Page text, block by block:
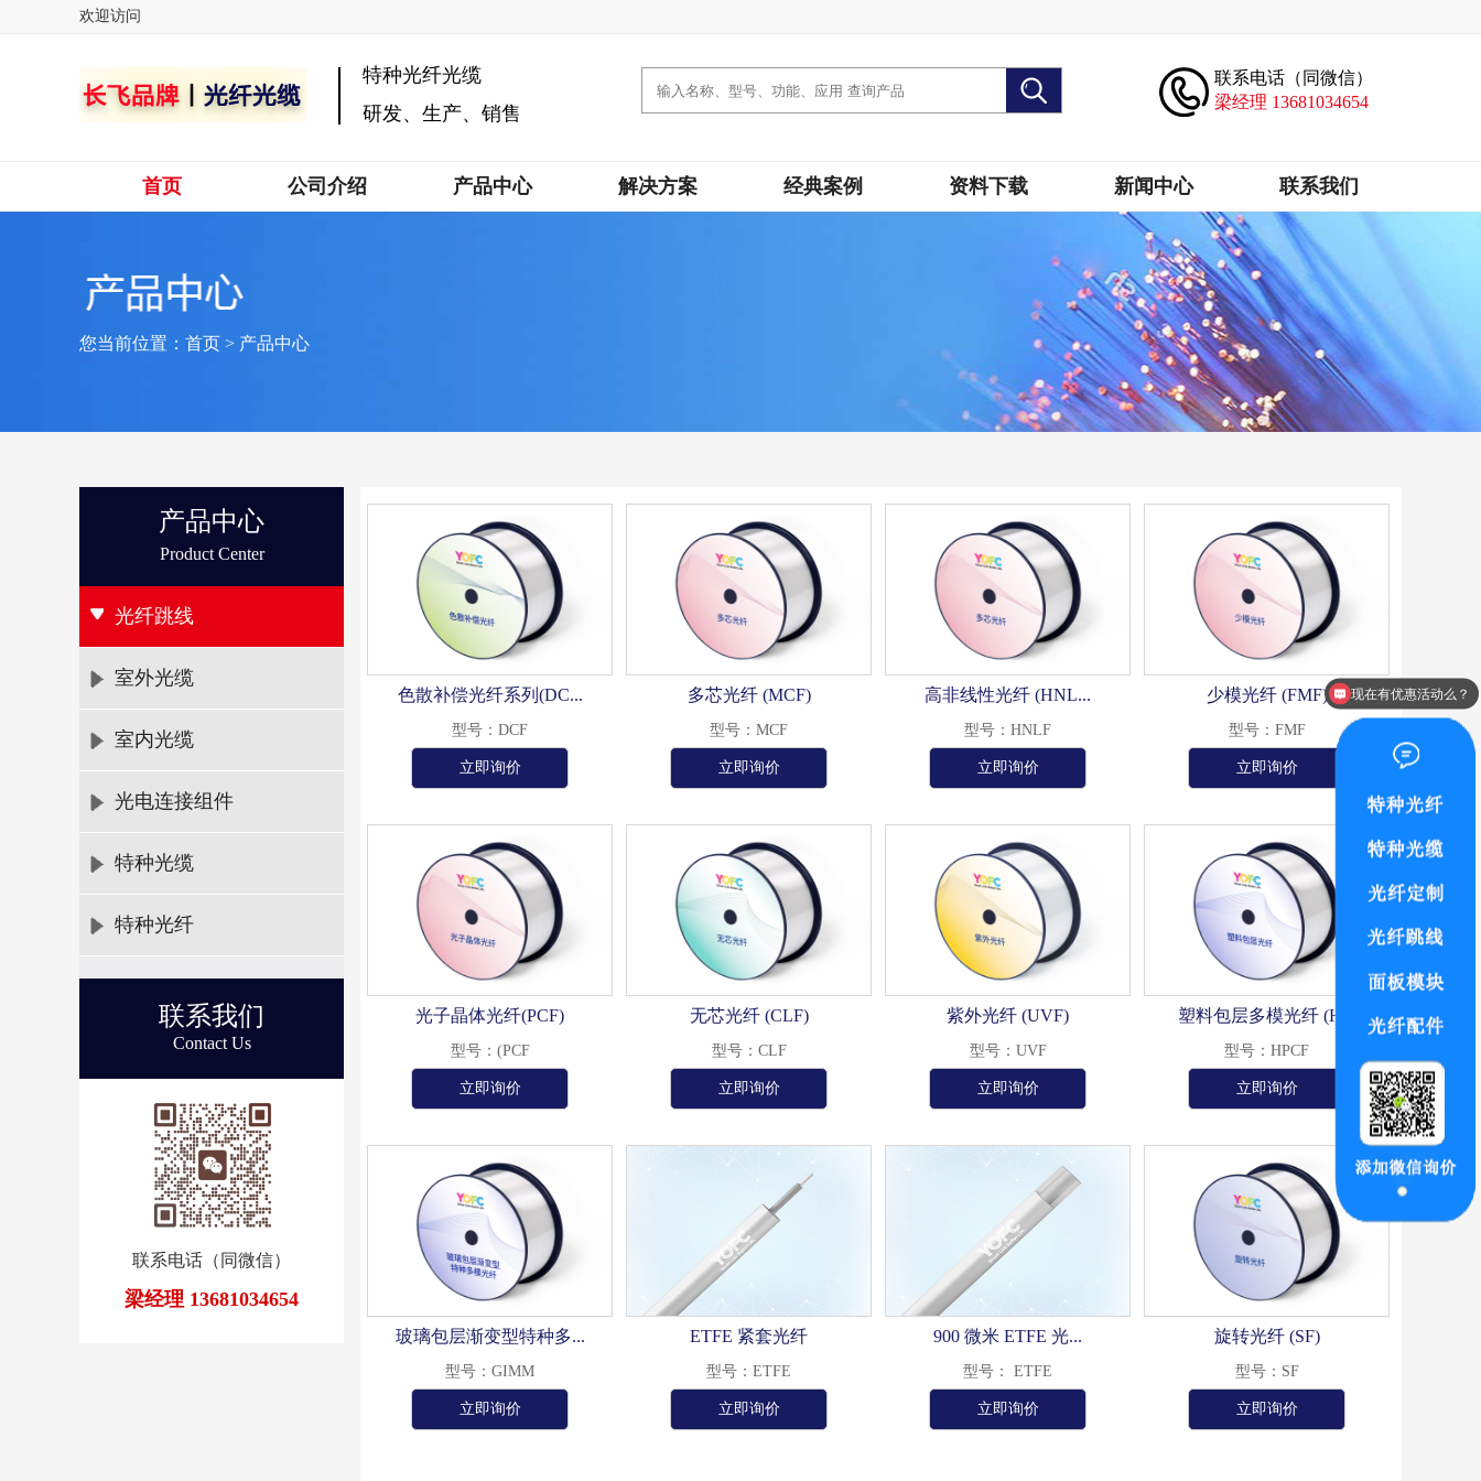
欢迎访问
特种光纤光缆
研发、生产、销售
联系电话（同微信）
梁经理 13681034654
首页 公司介绍 产品中心 解决方案 经典案例 资料下载 新闻中心 联系我们
您当前位置： 首页 > 产品中心
产品中心
Product Center
光纤跳线
室外光缆
室内光缆
光电连接组件
特种光缆
特种光纤
联系我们
Contact Us
联系电话（同微信）
梁经理 13681034654
色散补偿光纤系列(DC...
型号：DCF
立即询价
多芯光纤 (MCF)
型号：MCF
立即询价
高非线性光纤 (HNL...
型号：HNLF
立即询价
少模光纤 (FMF)
型号：FMF
立即询价
光子晶体光纤(PCF)
型号：(PCF
立即询价
无芯光纤 (CLF)
型号：CLF
立即询价
紫外光纤 (UVF)
型号：UVF
立即询价
塑料包层多模光纤 (H...
型号：HPCF
立即询价
玻璃包层渐变型特种多...
型号：GIMM
立即询价
ETFE 紧套光纤
型号：ETFE
立即询价
900 微米 ETFE 光...
型号： ETFE
立即询价
旋转光纤 (SF)
型号：SF
立即询价
可以介绍下你们的产品么？